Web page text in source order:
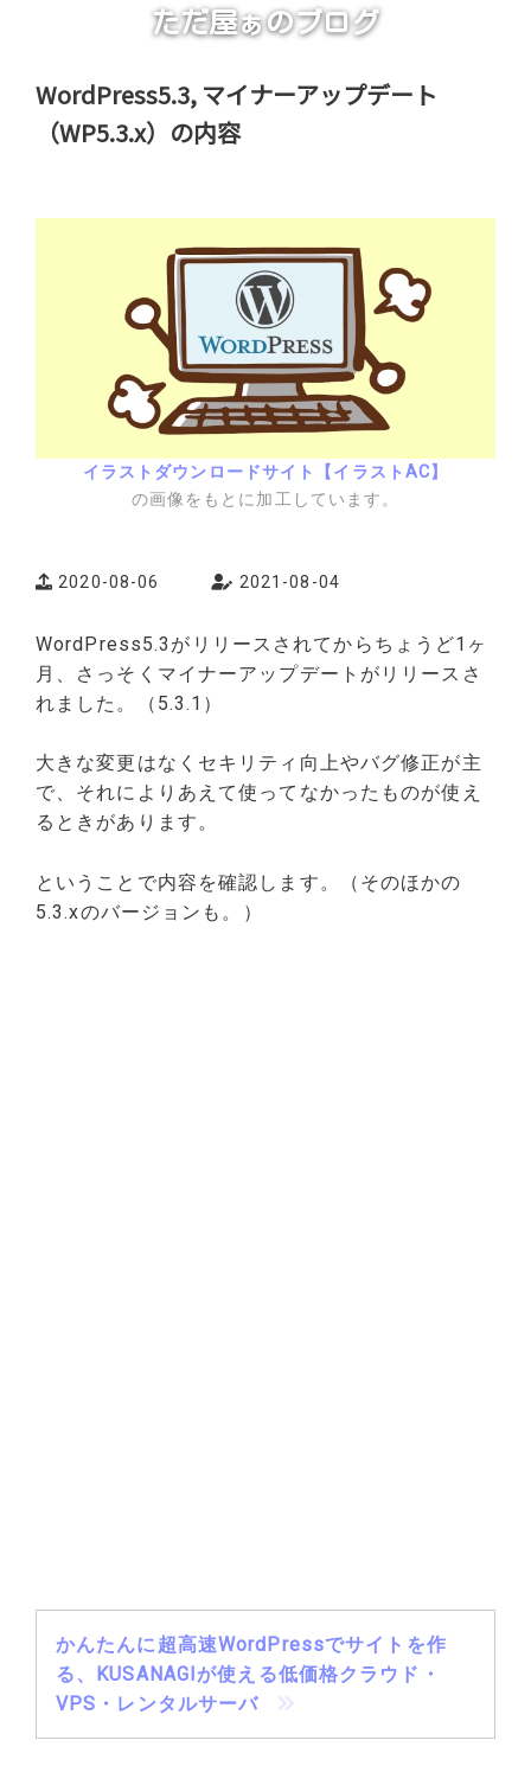
ただ屋ぁのブログ
WordPress5.3, マイナーアップデート
（WP5.3.x）の内容
イラストダウンロードサイト【イラストAC】
の画像をもとに加工しています。
2020-08-06 2021-08-04
WordPress5.3がリリースされてからちょうど1ヶ
月、さっそくマイナーアップデートがリリースさ
れました。（5.3.1）
大きな変更はなくセキリティ向上やバグ修正が主
で、それによりあえて使ってなかったものが使え
るときがあります。
ということで内容を確認します。（そのほかの
5.3.xのバージョンも。）
かんたんに超高速WordPressでサイトを作
る、KUSANAGIが使える低価格クラウド・
VPS・レンタルサーバ